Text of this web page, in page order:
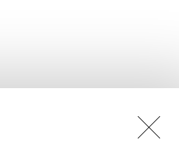
БУДЬ В КУРСЕ НОВОСТЕЙ